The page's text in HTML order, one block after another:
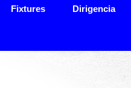
Fixtures Dirigencia